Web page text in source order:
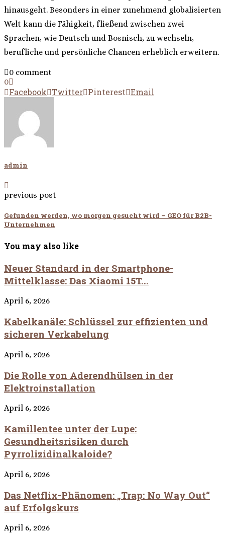
hinausgeht. Besonders in einer zunehmend globalisierten
Welt kann die Fähigkeit, fließend zwischen zwei
Sprachen, wie Deutsch und Bosnisch, zu wechseln,
berufliche und persönliche Chancen erheblich erweitern.
0 comment
0
Facebook Twitter Pinterest Email
admin
previous post
Gefunden werden, wo morgen gesucht wird – GEO für B2B-
Unternehmen
You may also like
Neuer Standard in der Smartphone-
Mittelklasse: Das Xiaomi 15T...
April 6, 2026
Kabelkanäle: Schlüssel zur effizienten und
sicheren Verkabelung
April 6, 2026
Die Rolle von Aderendhülsen in der
Elektroinstallation
April 6, 2026
Kamillentee unter der Lupe:
Gesundheitsrisiken durch
Pyrrolizidinalkaloide?
April 6, 2026
Das Netflix-Phänomen: „Trap: No Way Out“
auf Erfolgskurs
April 6, 2026